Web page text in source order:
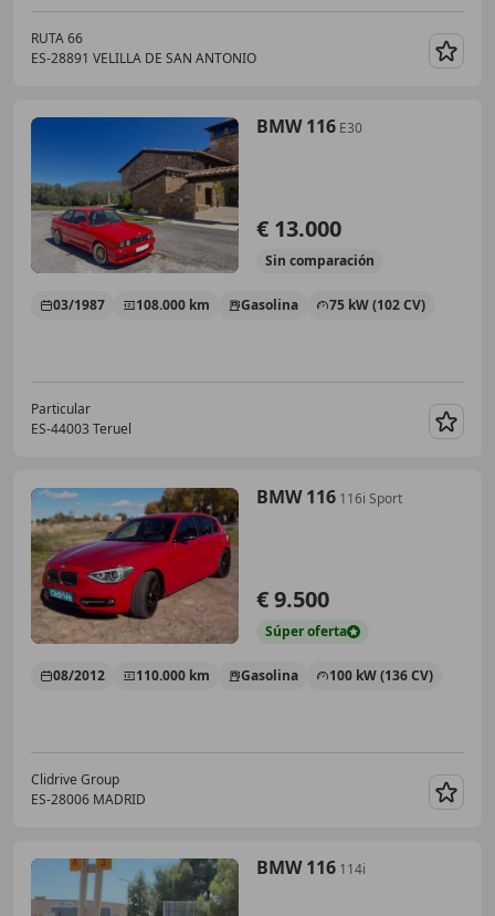
RUTA 66
ES-28891 VELILLA DE SAN ANTONIO
BMW 116 E30
€ 13.000
Sin comparación
03/1987 108.000 km Gasolina 75 kW (102 CV)
Particular
ES-44003 Teruel
BMW 116 116i Sport
€ 9.500
Súperoferta
08/2012 110.000 km Gasolina 100 kW (136 CV)
Clidrive Group
ES-28006 MADRID
BMW 116 114i